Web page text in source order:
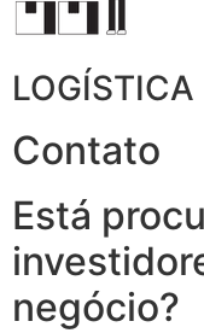
Contato
Está
negócio?